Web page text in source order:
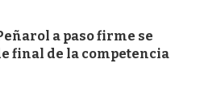
a paso firme se
final de la competencia